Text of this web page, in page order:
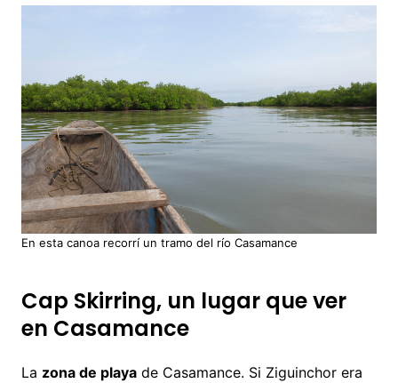
En esta canoa recorrí un tramo del río Casamance
Cap Skirring, un lugar que ver
en Casamance
La zona de playade Casamance. Si Ziguinchor era